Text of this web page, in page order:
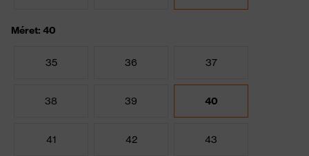
Méret: 40
35 36 37
38 39 40
41 42 43